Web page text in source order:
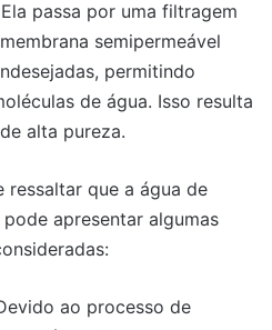
passa por uma filtragem
semipermeável
permitindo
de água. Isso resulta
alta pureza.
que a água de
apresentar algumas
ao processo de